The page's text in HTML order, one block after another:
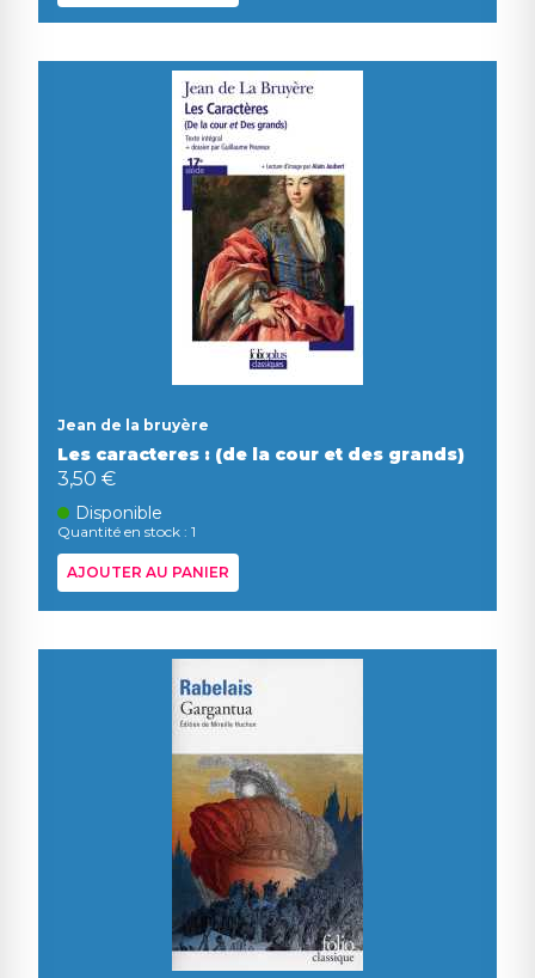
Jean de la bruyère
Les caracteres : (de la cour et des grands)
3,50 €
Disponible
Quantité en stock : 1
AJOUTER AU PANIER